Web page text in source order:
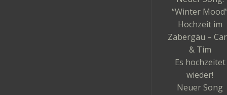
“Winter
Hochzeit im
Zabergäu –
& Tim
Es hochzeitet
wieder!
Neuer Song